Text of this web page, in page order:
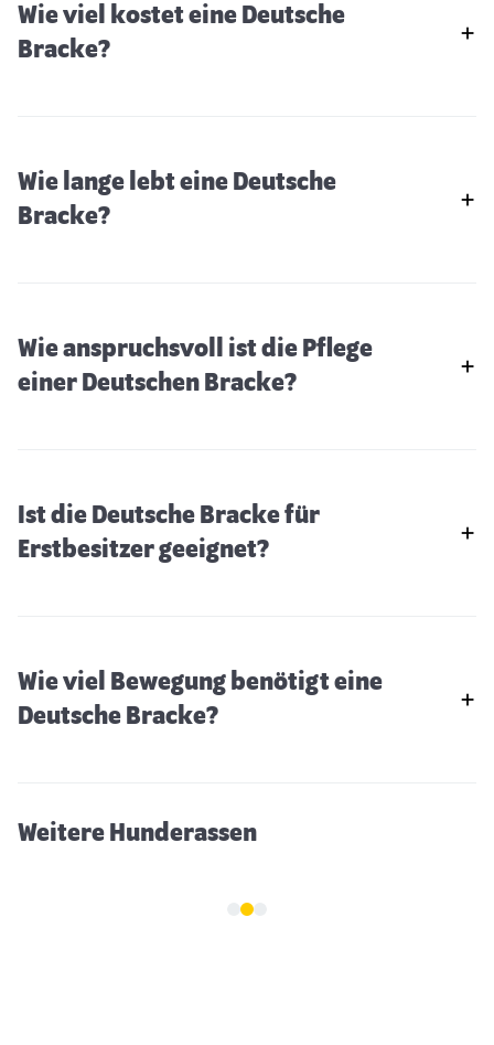
Wie viel kostet eine Deutsche
Bracke?
Wie lange lebt eine Deutsche
Bracke?
Wie anspruchsvoll ist die Pflege
einer Deutschen Bracke?
Ist die Deutsche Bracke für
Erstbesitzer geeignet?
Wie viel Bewegung benötigt eine
Deutsche Bracke?
Weitere Hunderassen
Bernhardiner